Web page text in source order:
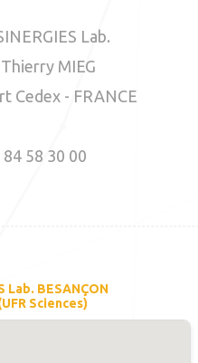
Lab.
MIEG
Cedex - FRANCE
84 58 30 00
Lab. BESANÇON
Sciences)